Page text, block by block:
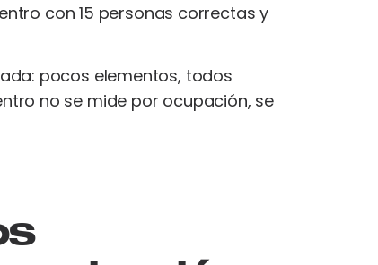
con 15 personas correctas y
pocos elementos, todos
no se mide por ocupación, se